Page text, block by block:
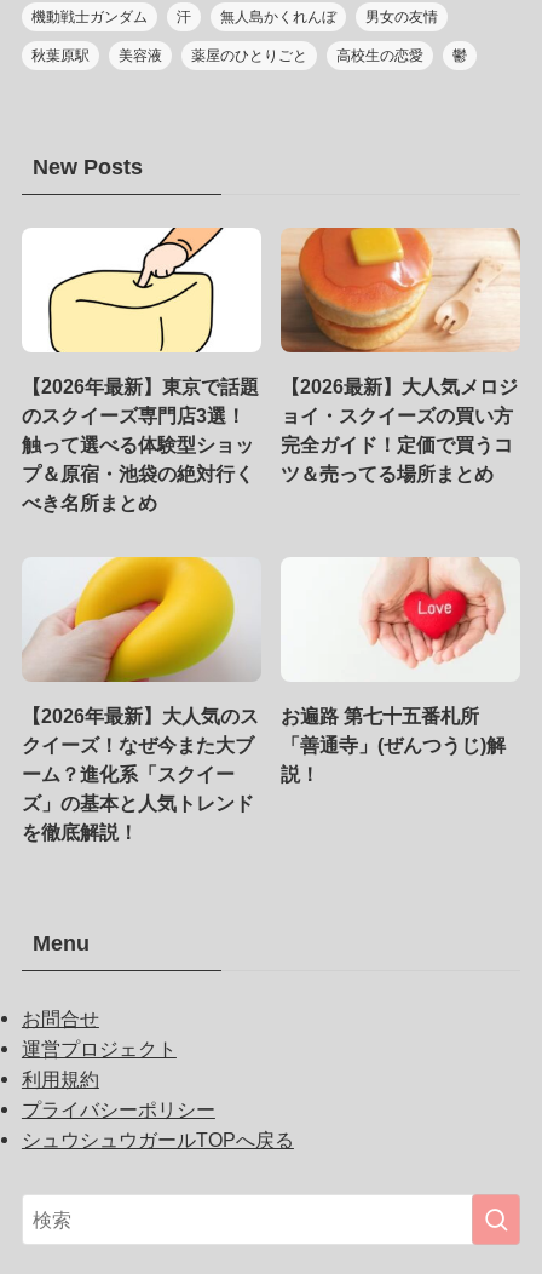
機動戦士ガンダム 汗 無人島かくれんぼ 男女の友情
秋葉原駅 美容液 薬屋のひとりごと 高校生の恋愛 鬱
New Posts
【2026年最新】東京で話題
のスクイーズ専門店3選！
触って選べる体験型ショッ
プ＆原宿・池袋の絶対行く
べき名所まとめ
【2026最新】大人気メロジ
ョイ・スクイーズの買い方
完全ガイド！定価で買うコ
ツ＆売ってる場所まとめ
【2026年最新】大人気のス
クイーズ！なぜ今また大ブ
ーム？進化系「スクイー
ズ」の基本と人気トレンド
を徹底解説！
お遍路 第七十五番札所
「善通寺」(ぜんつうじ)解
説！
Menu
お問合せ
運営プロジェクト
利用規約
プライバシーポリシー
シュウシュウガールTOPへ戻る